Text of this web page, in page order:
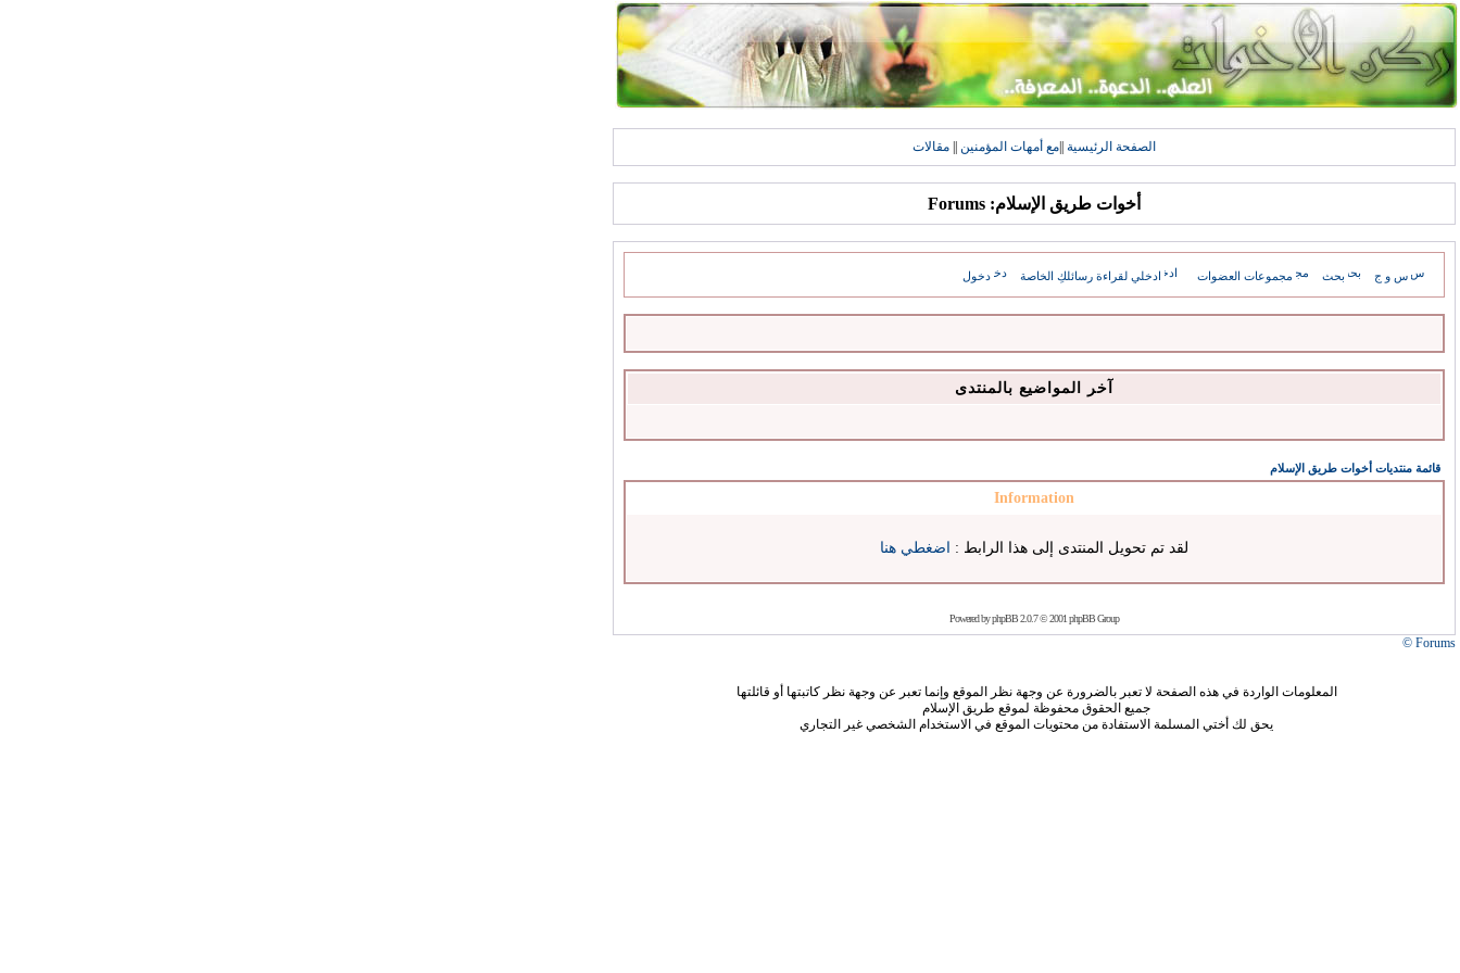
الصفحة الرئيسية مع أمهات المؤمنين مقالات
أخوات طريق الإسلام: Forums
س و ج بحث مجموعات العضوات ادخلي لقراءة رسائلكِ الخاصة دخول
آخر المواضيع بالمنتدى
قائمة منتديات أخوات طريق الإسلام
Information
لقد تم تحويل المنتدى إلى هذا الرابط : اضغطي هنا
Powered byphpBB2.0.7 © 2001 phpBB Group
Forums ©
المعلومات الواردة في هذه الصفحة لا تعبر بالضرورة عن وجهة نظر الموقع وإنما تعبر عن وجهة نظر كاتبتها أو قائلتها
جميع الحقوق محفوظة لموقع طريق الإسلام
يحق لك أختي المسلمة الاستفادة من محتويات الموقع في الاستخدام الشخصي غير التجاري